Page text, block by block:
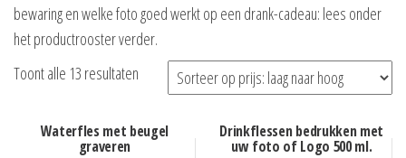
bewaring en welke foto goed werkt op een drank-cadeau: lees onder
het productrooster verder.
Toont alle 13 resultaten Gesorteerd
prijs:
Waterfles met beugel
graveren
Drinkflessen bedrukken met
uw foto of Logo 500 ml.